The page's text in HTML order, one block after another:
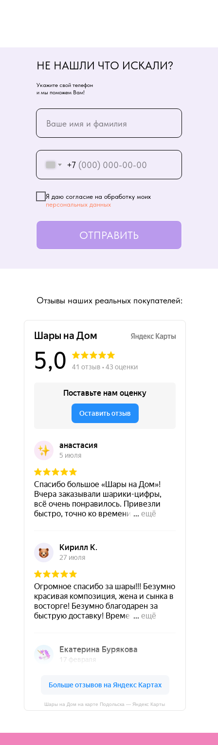
+7
Я даю согласие на обработку моих
персональных данных
ОТПРАВИТЬ
НЕ НАШЛИ ЧТО ИСКАЛИ?
Укажите свой телефон
и мы поможем Вам!
Шары на Дом на карте Подольска — Яндекс Карты
Отзывы наших реальных покупателей: